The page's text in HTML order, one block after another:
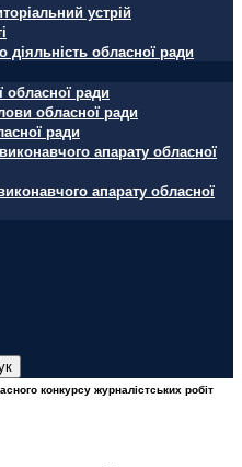
устрій
діяльність обласної ради
ради
обласної ради
ради
апарату обласної
апарату обласної
конкурсу журналістських робіт